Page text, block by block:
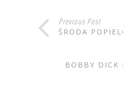
Previous Post
ŚRODA
BOBBY DICK